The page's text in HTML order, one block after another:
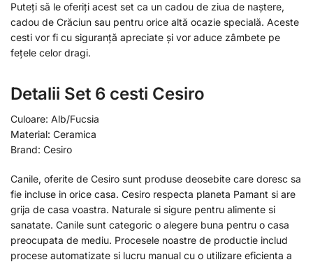
Puteți să le oferiți acest set ca un cadou de ziua de naștere,
cadou de Crăciun sau pentru orice altă ocazie specială. Aceste
cesti vor fi cu siguranță apreciate și vor aduce zâmbete pe
fețele celor dragi.
Detalii Set 6 cesti Cesiro
Culoare: Alb/Fucsia
Material: Ceramica
Brand: Cesiro
Canile, oferite de Cesiro sunt produse deosebite care doresc sa
fie incluse in orice casa. Cesiro respecta planeta Pamant si are
grija de casa voastra. Naturale si sigure pentru alimente si
sanatate. Canile sunt categoric o alegere buna pentru o casa
preocupata de mediu. Procesele noastre de productie includ
procese automatizate si lucru manual cu o utilizare eficienta a